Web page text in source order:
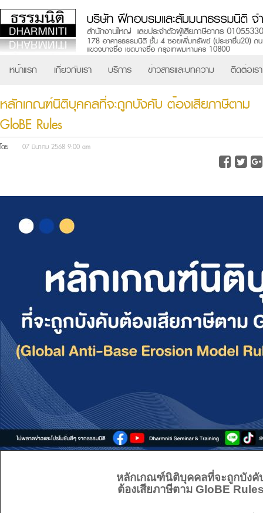
หน้าแรก เกี่ยวกับเรา บริการ ข่าวสารและบทความ ติดต่อเรา
หลักเกณฑ์นิติบุคคลที่จะถูกบังคับ ต้องเสียภาษีตาม
GloBE Rules
โดย 07 มีนาคม 2568 9:00 am
หลักเกณฑ์นิติบุคคลที่จะถูกบังคั
ต้องเสียภาษีตาม GloBE